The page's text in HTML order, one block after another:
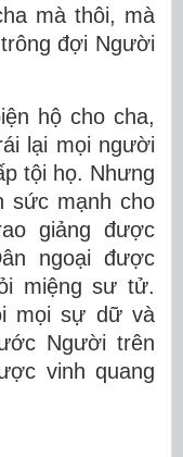
mà thôi, mà
đợi Người
hộ cho cha,
lại mọi người
tội họ. Nhưng
sức mạnh cho
giảng được
ngoại được
miệng sư tử.
mọi sự dữ và
Người trên
vinh quang